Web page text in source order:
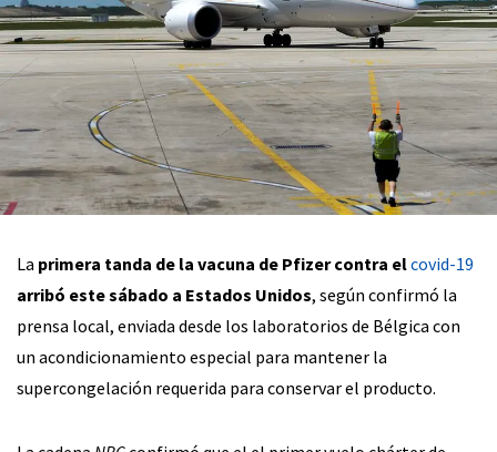
La primera tanda de la vacuna de Pfizer contra elcovid-19
arribó este sábado a Estados Unidos, según confirmó la
prensa local, enviada desde los laboratorios de Bélgica con
un acondicionamiento especial para mantener la
supercongelación requerida para conservar el producto.